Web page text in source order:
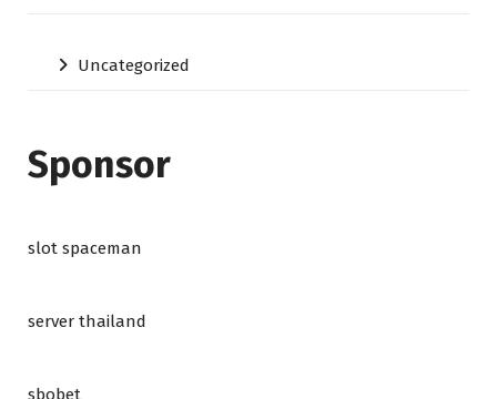
Uncategorized
Sponsor
slot spaceman
server thailand
sbobet